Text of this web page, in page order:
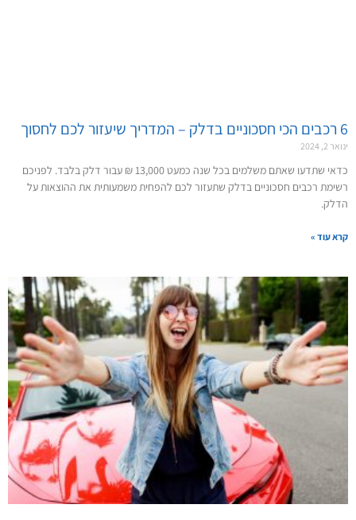
6 רכבים הכי חסכוניים בדלק – המדריך שיעזור לכם לחסוך
ינואר 2, 2024
כדאי שתדעו שאתם משלמים בכל שנה כמעט 13,000 ₪ עבור דלק בלבד. לפניכם
רשימת רכבים חסכוניים בדלק שתעזור לכם להפחית משמעותית את ההוצאות על
הדלק.
קרא עוד »